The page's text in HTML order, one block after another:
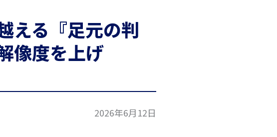
える『足元の判
像度を上げ
2026年6月12日